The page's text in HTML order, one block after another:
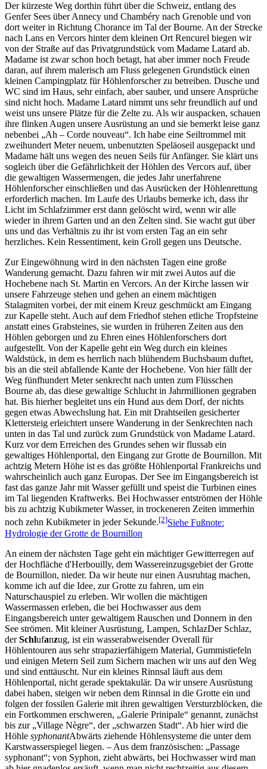
Der kürzeste Weg dorthin führt über die Schweiz, entlang des
Genfer Sees über Annecy und Chambéry nach Grenoble und von
dort weiter in Richtung Chorance im Tal der Bourne. An der Strecke
nach Lans en Vercors hinter dem kleinen Ort Rencurel biegen wir
von der Straße auf das Privatgrundstück vom Madame Latard ab.
Madame ist zwar schon hoch betagt, hat aber immer noch Freude
daran, auf ihrem malerisch am Fluss gelegenen Grundstück einen
kleinen Campingplatz für Höhlenforscher zu betreiben. Dusche und
WC sind im Haus, sehr einfach, aber sauber, und unsere Ansprüche
sind nicht hoch. Madame Latard nimmt uns sehr freundlich auf und
weist uns unsere Plätze für die Zelte zu. Als wir auspacken, schauen
ihre flinken Augen unsere Ausrüstung an und sie bemerkt leise ganz
nebenbei
Ah – Corde nouveau . Ich habe eine Seiltrommel mit
zweihundert Meter neuem, unbenutzten Speläoseil ausgepackt und
Madame hält uns wegen des neuen Seils für Anfänger. Sie klärt uns
sogleich über die Gefährlichkeit der Höhlen des Vercors auf, über
die gewaltigen Wassermengen, die jedes Jahr unerfahrene
Höhlenforscher einschließen und das Ausrücken der Höhlenrettung
erforderlich machen. Im Laufe des Urlaubs bemerke ich, dass ihr
Licht im Schlafzimmer erst dann gelöscht wird, wenn wir alle
wieder in ihrem Garten und an den Zelten sind. Sie wacht gut über
uns und das Verhältnis zu ihr ist vom ersten Tag an ein sehr
herzliches. Kein Ressentiment, kein Groll gegen uns Deutsche.
Zur Eingewöhnung wird in den nächsten Tagen eine große
Wanderung gemacht. Dazu fahren wir mit zwei Autos auf die
Hochebene nach St. Martin en Vercors. An der Kirche lassen wir
unsere Fahrzeuge stehen und gehen an einem mächtigen
Stalagmiten vorbei, der mit einem Kreuz geschmückt am Eingang
zur Kapelle steht. Auch auf dem Friedhof stehen etliche Tropfsteine
anstatt eines Grabsteines, sie wurden in früheren Zeiten aus den
Höhlen geborgen und zu Ehren eines Höhlenforschers dort
aufgestellt. Von der Kapelle geht ein Weg durch ein kleines
Waldstück, in dem es herrlich nach blühendem Buchsbaum duftet,
bis an die steil abfallende Kante der Hochebene. Von hier fällt der
Weg fünfhundert Meter senkrecht nach unten zum Flüsschen
Bourne ab, das diese gewaltige Schlucht in Jahrmillionen gegraben
hat. Bis hierher begleitet uns ein Hund aus dem Dorf, der nichts
gegen etwas Abwechslung hat. Ein mit Drahtseilen gesicherter
Klettersteig erleichtert unsere Wanderung in der Senkrechten nach
unten in das Tal und zurück zum Grundstück von Madame Latard.
Kurz vor dem Erreichen des Grundes sehen wir flussab ein
gewaltiges Höhlenportal, den Eingang zur Grotte de Bournillon. Mit
achtzig Metern Höhe ist es das größte Höhlenportal Frankreichs und
wahrscheinlich auch ganz Europas. Der See im Eingangsbereich ist
fast das ganze Jahr mit Wasser gefüllt und speist die Turbinen eines
im Tal liegenden Kraftwerks. Bei Hochwasser entströmen der Höhle
bis zu achtzig Kubikmeter Wasser, in trockeneren Zeiten immerhin
noch zehn Kubikmeter in jeder Sekunde.[2]Siehe Fußnote:
Hydrologie der Grotte de Bournillon
An einem der nächsten Tage geht ein mächtiger Gewitterregen auf
der Hochfläche d'Herbouilly, dem Wassereinzugsgebiet der Grotte
de Bournillon, nieder. Da wir heute nur einen Ausruhtag machen,
komme ich auf die Idee, zur Grotte zu fahren, um ein
Naturschauspiel zu erleben. Wir wollen die mächtigen
Wassermassen erleben, die bei Hochwasser aus dem
Eingangsbereich unter gewaltigem Rauschen und Donnern in den
See strömen. Mit kleiner Ausrüstung, Lampen, SchlazDer Schlaz,
derSchlufanzug, ist ein wasserabweisender Overall für
Höhlentouren aus sehr strapazierfähigem Material, Gummistiefeln
und einigen Metern Seil zum Sichern machen wir uns auf den Weg
und sind enttäuscht. Nur ein kleines Rinnsal läuft aus dem
Höhlenportal, nicht gerade spektakulär. Da wir unsere Ausrüstung
dabei haben, steigen wir neben dem Rinnsal in die Grotte ein und
folgen der fossilen Galerie mit ihren gewaltigen Versturzblöcken, die
ein Fortkommen erschweren,
Galerie Prinipale
genannt, zunächst
bis zur Village Nègre , der schwarzen Stadt . Ab hier wird die
Höhle syphonantAbwärts ziehende Höhlensysteme die unter dem
Karstwasserspiegel liegen. – Aus dem französischen:
Passage
syphonant ; von Syphon, zieht abwärts, bei Hochwasser wird man